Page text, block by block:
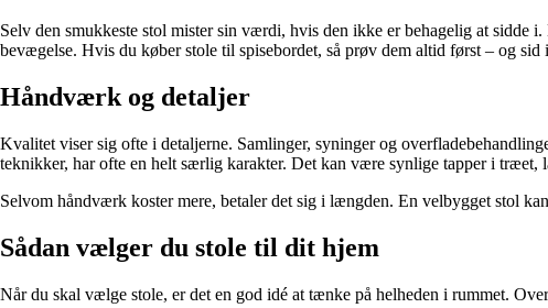
Selv den smukkeste stol mister sin værdi, hvis den ikke er behagelig at
bevægelse. Hvis du køber stole til spisebordet, så prøv dem altid først – og
Håndværk og detaljer
Kvalitet viser sig ofte i detaljerne. Samlinger, syninger og
teknikker, har ofte en helt særlig karakter. Det kan være synlige tapper i
Selvom håndværk koster mere, betaler det sig i længden. En velbygget stol
Sådan vælger du stole til dit hjem
Når du skal vælge stole, er det en god idé at tænke på helheden i rummet.